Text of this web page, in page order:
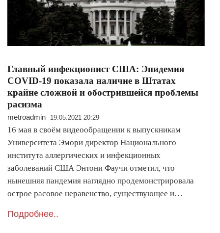
Главный инфекционист США: Эпидемия
COVID-19 показала наличие в Штатах
крайне сложной и обострившейся проблемы
расизма
metroadmin 19.05.2021 20:29
16 мая в своём видеообращении к выпускникам
Университета Эмори директор Национального
института аллергических и инфекционных
заболеваний США Энтони Фаучи отметил, что
нынешняя пандемия наглядно продемонстрировала
острое расовое неравенство, существующее и…
Подробнее..